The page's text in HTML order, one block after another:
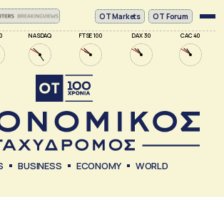
NASDAQ FTSE 100 DAX 30 CAC 40
ΟΤ Markets OT Forum
BUSINESS ECONOMY WORLD